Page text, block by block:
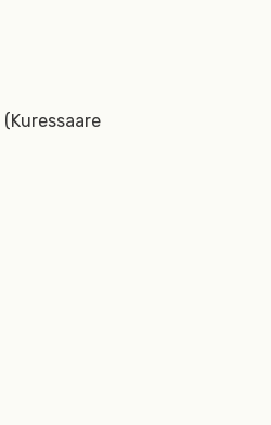
(Kuressaare